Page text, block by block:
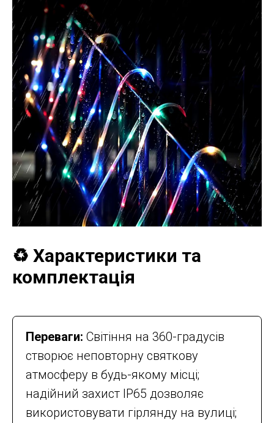
♻️ Характеристики та
комплектація
Переваги: Світіння на 360-градусів
створює неповторну святкову
атмосферу в будь-якому місці;
надійний захист IP65 дозволяє
використовувати гірлянду на вулиці;